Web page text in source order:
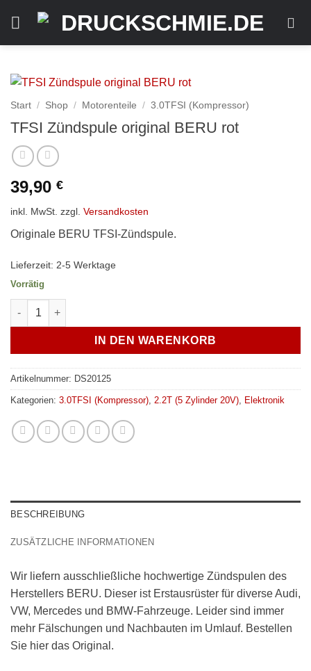
Inhalt
springen
Start / Shop / Motorenteile / 3.0TFSI (Kompressor)
TFSI Zündspule original BERU rot
39,90 €
inkl. MwSt. zzgl. Versandkosten
Originale BERU TFSI-Zündspule.
Lieferzeit: 2-5 Werktage
Vorrätig
TFSI Zündspule original BERU rot Menge
IN DEN WARENKORB
Artikelnummer: DS20125
Kategorien: 3.0TFSI (Kompressor), 2.2T (5 Zylinder 20V), Elektronik
BESCHREIBUNG
ZUSÄTZLICHE INFORMATIONEN
Wir liefern ausschließliche hochwertige Zündspulen des
Herstellers BERU. Dieser ist Erstausrüster für diverse Audi,
VW, Mercedes und BMW-Fahrzeuge. Leider sind immer
mehr Fälschungen und Nachbauten im Umlauf. Bestellen
Sie hier das Original.